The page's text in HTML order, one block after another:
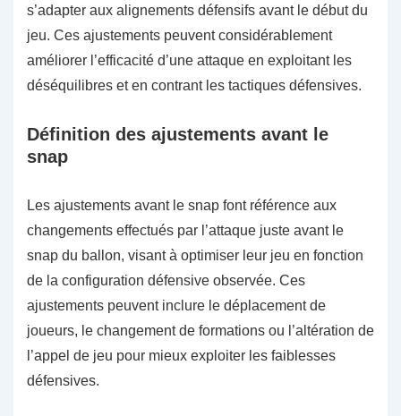
s’adapter aux alignements défensifs avant le début du
jeu. Ces ajustements peuvent considérablement
améliorer l’efficacité d’une attaque en exploitant les
déséquilibres et en contrant les tactiques défensives.
Définition des ajustements avant le
snap
Les ajustements avant le snap font référence aux
changements effectués par l’attaque juste avant le
snap du ballon, visant à optimiser leur jeu en fonction
de la configuration défensive observée. Ces
ajustements peuvent inclure le déplacement de
joueurs, le changement de formations ou l’altération de
l’appel de jeu pour mieux exploiter les faiblesses
défensives.